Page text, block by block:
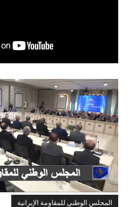
المجلس الوطني للمقاومة الإيرانية